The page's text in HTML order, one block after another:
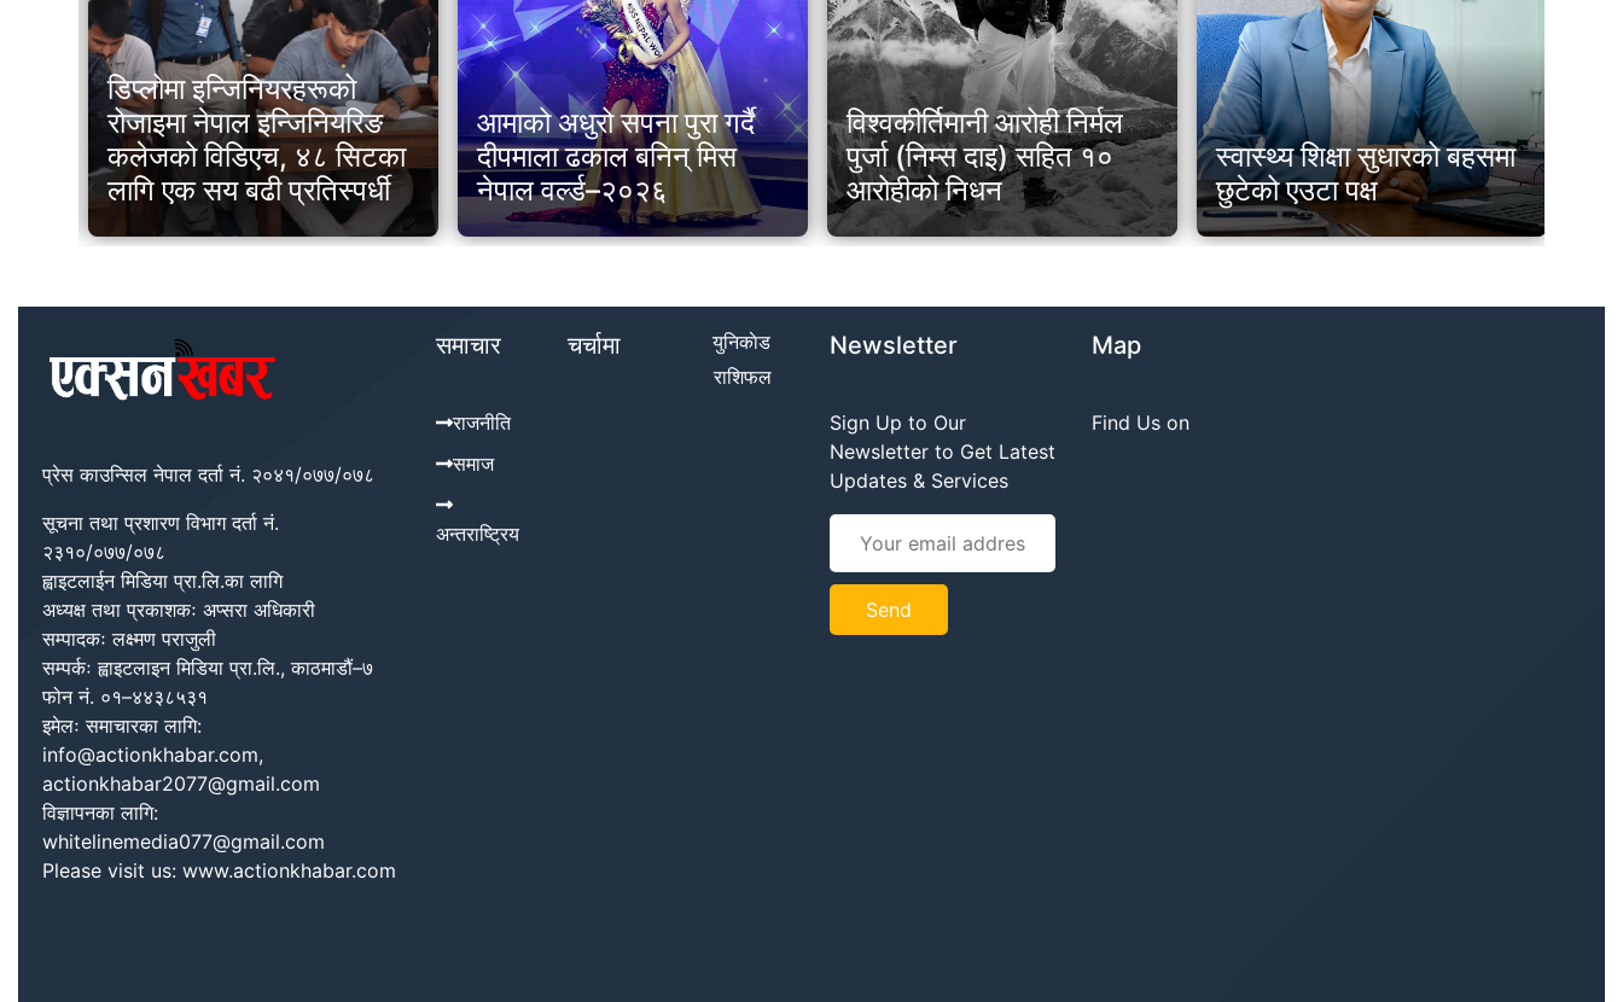
डिप्लोमा इन्जिनियरहरूको
रोजाइमा नेपाल इन्जिनियरिङ
कलेजको विडिएच, ४८ सिटका
लागि एक सय बढी प्रतिस्पर्धी
आमाको अधुरो सपना पुरा गर्दै
दीपमाला ढकाल बनिन् मिस
नेपाल वर्ल्ड–२०२६
विश्वकीर्तिमानी आरोही निर्मल
पुर्जा (निम्स दाइ) सहित १०
आरोहीको निधन
स्वास्थ्य शिक्षा सुधारको बहसमा
छुटेको एउटा पक्ष
प्रेस काउन्सिल नेपाल दर्ता नं. २०४१/०७७/०७८
सूचना तथा प्रशारण विभाग दर्ता नं.
२३१०/०७७/०७८
ह्वाइटलाईन मिडिया प्रा.लि.का लागि
अध्यक्ष तथा प्रकाशकः अप्सरा अधिकारी
सम्पादकः लक्ष्मण पराजुली
सम्पर्कः ह्वाइटलाइन मिडिया प्रा.लि., काठमाडौं–७
फोन नं. ०१–४४३८५३१
इमेलः समाचारका लागि:
info@actionkhabar.com,
actionkhabar2077@gmail.com
विज्ञापनका लागि:
whitelinemedia077@gmail.com
Please visit us: www.actionkhabar.com
समाचार
राजनीति
समाज
अन्तराष्ट्रिय
चर्चामा
युनिकाेड
राशिफल
Newsletter
Sign Up to Our
Newsletter to Get Latest
Updates & Services
Map
Find Us on